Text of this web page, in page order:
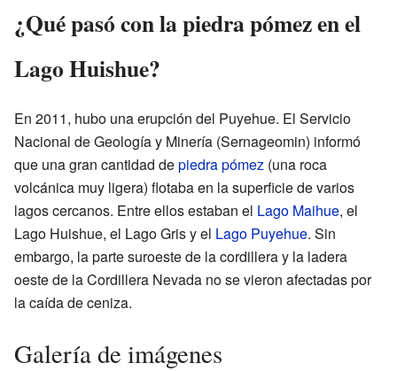
¿Qué pasó con la piedra pómez en el
Lago Huishue?
En 2011, hubo una erupción del Puyehue. El Servicio
Nacional de Geología y Minería (Sernageomin) informó
que una gran cantidad depiedra pómez (una roca
volcánica muy ligera) flotaba en la superficie de varios
lagos cercanos. Entre ellos estaban el Lago Maihue, el
Lago Huishue, el Lago Gris y el Lago Puyehue. Sin
embargo, la parte suroeste de la cordillera y la ladera
oeste de la Cordillera Nevada no se vieron afectadas por
la caída de ceniza.
Galería de imágenes